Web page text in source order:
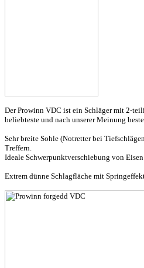
Der Prowinn VDC ist ein Schläger mit 2-
beliebteste und nach unserer Meinung
Sehr breite Sohle (Notretter bei
Treffern.
Ideale Schwerpunktverschiebung von
Extrem dünne Schlagfläche mit